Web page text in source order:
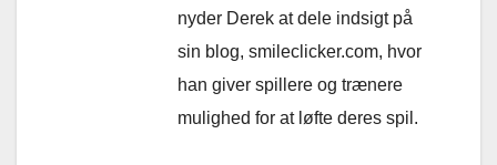
nyder Derek at dele indsigt på
sin blog, smileclicker.com, hvor
han giver spillere og trænere
mulighed for at løfte deres spil.